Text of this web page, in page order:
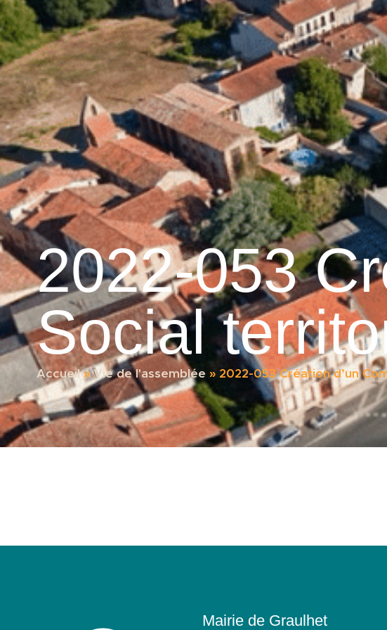
principal
Graulhet et le cuir Accueil Découvrir Graulhet
2022-053
Social
Accueil»Vie de l'assemblée » 2022-053 Création d’un
Mairie de Graulhet